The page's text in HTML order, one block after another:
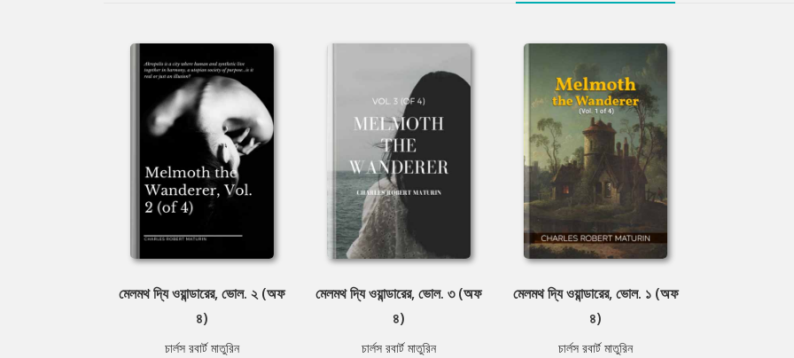
মেলমথ দ্যি ওয়ান্ডারের, ভোল. ২ (অফ
৪)
চার্লস রবার্ট মাতুরিন
মেলমথ দ্যি ওয়ান্ডারের, ভোল. ৩ (অফ
৪)
চার্লস রবার্ট মাতুরিন
মেলমথ দ্যি ওয়ান্ডারের, ভোল. ১ (অফ
৪)
চার্লস রবার্ট মাতুরিন